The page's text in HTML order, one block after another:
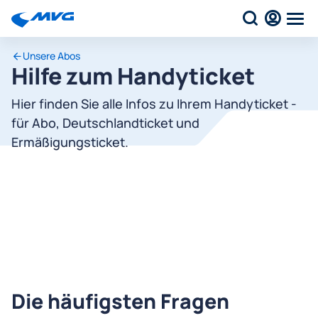
Unsere Abos
Hilfe zum Handyticket
Hier finden Sie alle Infos zu Ihrem Handyticket -
für Abo, Deutschlandticket und
Ermäßigungsticket.
Die häufigsten Fragen